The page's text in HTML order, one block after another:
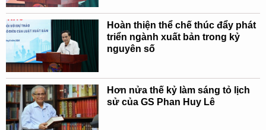
Hoàn thiện thể chế thúc đẩy phát
triển ngành xuất bản trong kỷ
nguyên số
Hơn nửa thế kỷ làm sáng tỏ lịch
sử của GS Phan Huy Lê